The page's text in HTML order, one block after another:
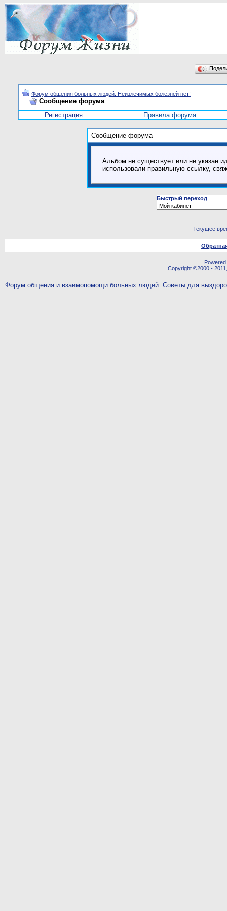
Форум общения больных людей. Неизлечимых болезней нет!
Сообщение форума
Регистрация
Правила форума
Сообщение форума
Альбом не существует или не указан
использовали правильную ссылку,
Быстрый переход
Текущее
Copyright ©2000 -
Форум общения и взаимопомощи больных людей. Советы для